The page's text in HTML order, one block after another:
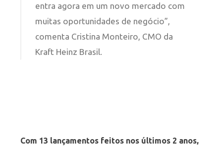
entra agora em um novo mercado com
muitas oportunidades de negócio”,
comenta Cristina Monteiro, CMO da
Kraft Heinz Brasil.
Com 13 lançamentos feitos nos últimos 2 anos,